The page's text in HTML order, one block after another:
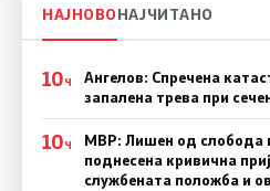
НАЈНОВОНАЈЧИТАНО
10Ч
Ангелов: Спречена
запалена трева при
10Ч
МВР: Лишен од слобода
поднесена кривична
службената положба и